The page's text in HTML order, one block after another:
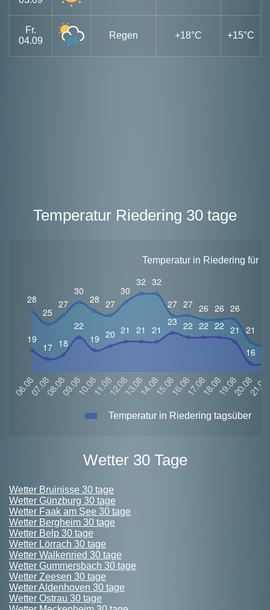
Fr.
04.09
Regen +18°C +15°C
Temperatur Riedering 30 tage
Temperatur in Riedering für
Temperatur in Riedering tagsüber
Wetter 30 Tage
Wetter Bruinisse 30 tage
Wetter Günzburg 30 tage
Wetter Faak am See 30 tage
Wetter Bergheim 30 tage
Wetter Belp 30 tage
Wetter Lörrach 30 tage
Wetter Walkenried 30 tage
Wetter Gummersbach 30 tage
Wetter Zeesen 30 tage
Wetter Aldenhoven 30 tage
Wetter Ostrau 30 tage